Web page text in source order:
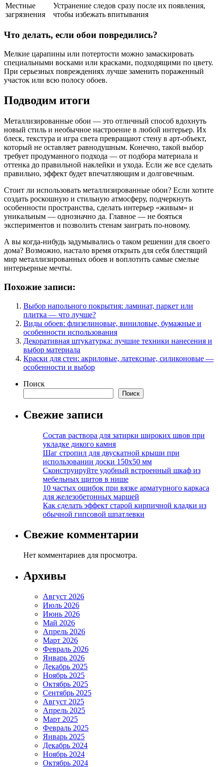
Местные
загрязнения
Устранение следов сразу после их появления,
чтобы избежать впитывания
Что делать, если обои повредились?
Мелкие царапины или потертости можно замаскировать
специальными восками или красками, подходящими по цвету.
При серьезных повреждениях лучше заменить пораженный
участок или всю полосу обоев.
Подводим итоги
Металлизированные обои — это отличный способ вдохнуть
новый стиль и необычное настроение в любой интерьер. Их
блеск, текстура и игра света превращают стену в арт-объект,
который не оставляет равнодушным. Конечно, такой выбор
требует продуманного подхода — от подбора материала и
оттенка до правильной наклейки и ухода. Если же все сделать
правильно, эффект будет впечатляющим и долговечным.
Стоит ли использовать металлизированные обои? Если хотите
создать роскошную и стильную атмосферу, подчеркнуть
особенности пространства, сделать интерьер «живым» и
уникальным — однозначно да. Главное — не бояться
экспериментов и позволить стенам заиграть по-новому.
А вы когда-нибудь задумывались о таком решении для своего
дома? Возможно, настало время открыть для себя блестящий
мир металлизированных обоев и воплотить самые смелые
интерьерные мечты.
Похожие записи:
Выбор напольного покрытия: ламинат, паркет или
плитка — что лучше?
Виды обоев: флизелиновые, виниловые, бумажные и
особенности использования
Декоративная штукатурка: лучшие техники нанесения и
выбор материала
Краски для стен: акриловые, латексные, силиконовые —
особенности и выбор
Поиск
Поиск
Свежие записи
Состав раствора для затирки широких швов при
укладке дикого камня
Шаг стропил для двускатной крыши при
использовании доски 150х50 мм
Сконструируйте удобный встроенный шкаф из
мебельных щитов в нише
10 частых ошибок при вязке арматурного каркаса
для железобетонных маршей
Как сделать эффект старой кирпичной кладки из
обычной гипсовой шпатлевки
Свежие комментарии
Нет комментариев для просмотра.
Архивы
Август 2026
Июль 2026
Июнь 2026
Май 2026
Апрель 2026
Март 2026
Февраль 2026
Январь 2026
Декабрь 2025
Ноябрь 2025
Октябрь 2025
Сентябрь 2025
Август 2025
Апрель 2025
Март 2025
Февраль 2025
Январь 2025
Декабрь 2024
Ноябрь 2024
Октябрь 2024